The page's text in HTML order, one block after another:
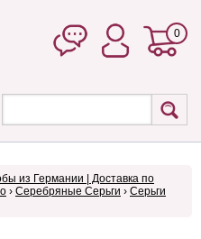
0
из Германии | Доставка по
› Серебряные Серьги › Серьги